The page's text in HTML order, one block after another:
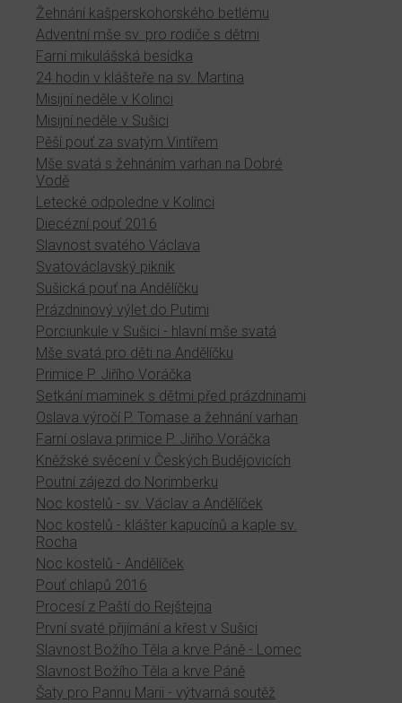
Žehnání kašperskohorského betlému
Adventní mše sv. pro rodiče s dětmi
Farní mikulášská besídka
24 hodin v klášteře na sv. Martina
Misijní neděle v Kolinci
Misijní neděle v Sušici
Pěší pouť za svatým Vintířem
Mše svatá s žehnáním varhan na Dobré
Vodě
Letecké odpoledne v Kolinci
Diecézní pouť 2016
Slavnost svatého Václava
Svatováclavský piknik
Sušická pouť na Andělíčku
Prázdninový výlet do Putimi
Porciunkule v Sušici - hlavní mše svatá
Mše svatá pro děti na Andělíčku
Primice P. Jiřího Voráčka
Setkání maminek s dětmi před prázdninami
Oslava výročí P. Tomase a žehnání varhan
Farní oslava primice P. Jiřího Voráčka
Kněžské svěcení v Českých Budějovicích
Poutní zájezd do Norimberku
Noc kostelů - sv. Václav a Andělíček
Noc kostelů - klášter kapucínů a kaple sv.
Rocha
Noc kostelů - Andělíček
Pouť chlapů 2016
Procesí z Paští do Rejštejna
První svaté přijímání a křest v Sušici
Slavnost Božího Těla a krve Páně - Lomec
Slavnost Božího Těla a krve Páně
Šaty pro Pannu Marii - výtvarná soutěž